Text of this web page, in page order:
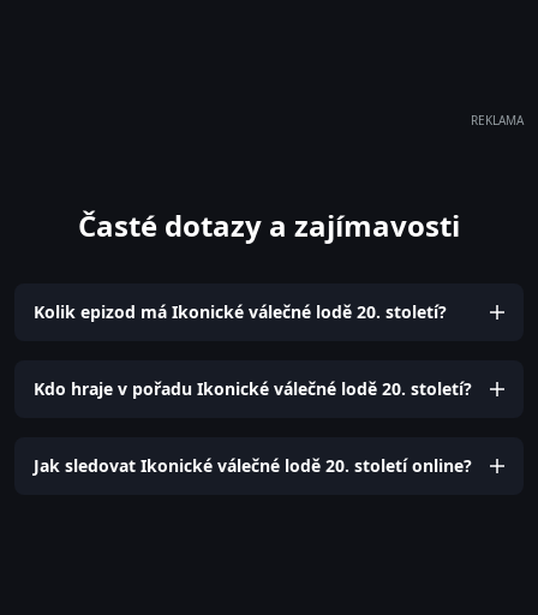
REKLAMA
Časté dotazy a zajímavosti
Kolik epizod má Ikonické válečné lodě 20. století?
Kdo hraje v pořadu Ikonické válečné lodě 20. století?
Jak sledovat Ikonické válečné lodě 20. století online?